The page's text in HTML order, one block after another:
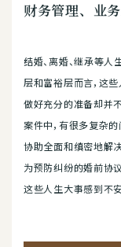
财务管理、业
结婚、离婚、继承等
层和富裕层而言，这
做好充分的准备却并
案件中，有很多复杂
协助全面和缜密地解
为预防纠纷的婚前协
这些人生大事感到不